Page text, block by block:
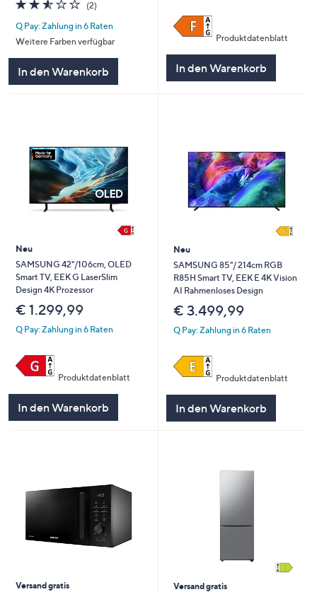
von
5
(2)
Q Pay: Zahlung in 6 Raten
Weitere Farben verfügbar
In den Warenkorb
Produktdatenblatt
In den Warenkorb
Neu
SAMSUNG 42"/106cm, OLED
Smart TV, EEK G LaserSlim
Design 4K Prozessor
€ 1.299,99
Q Pay: Zahlung in 6 Raten
Produktdatenblatt
In den Warenkorb
Neu
SAMSUNG 85"/ 214cm RGB
R85H Smart TV, EEK E 4K Vision
AI Rahmenloses Design
€ 3.499,99
Q Pay: Zahlung in 6 Raten
Produktdatenblatt
In den Warenkorb
Versand gratis
Versand gratis